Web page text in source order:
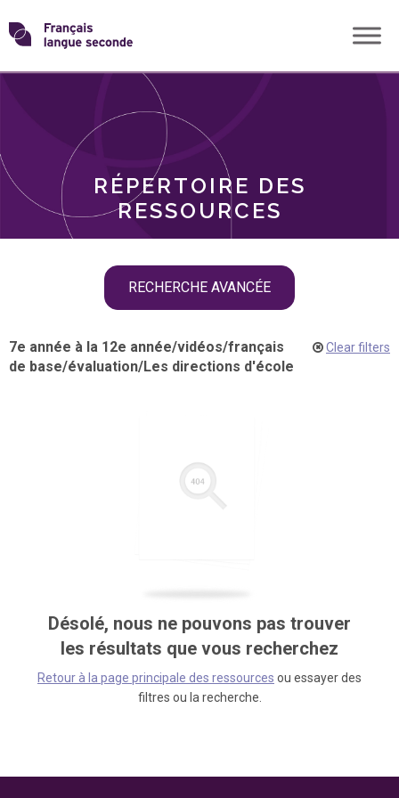
Skip
toTransformons
langue
RÉPERTOIRE DES
RESSOURCES
RECHERCHE AVANCÉE
THÈMES
7e année à la 12e année/vidéos/français
de base/évaluation/Les directions d'école
Clear filters
Désolé, nous ne pouvons pas trouver
les résultats que vous recherchez
Retour à la page principale des ressources ou essayer des
filtres ou la recherche.